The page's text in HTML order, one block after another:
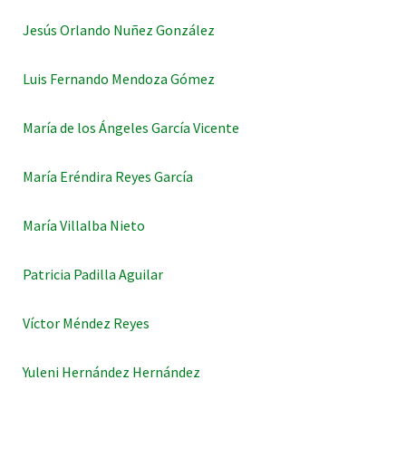
Jesús Orlando Nuñez González
Luis Fernando Mendoza Gómez
María de los Ángeles García Vicente
María Eréndira Reyes García
María Villalba Nieto
Patricia Padilla Aguilar
Víctor Méndez Reyes
Yuleni Hernández Hernández